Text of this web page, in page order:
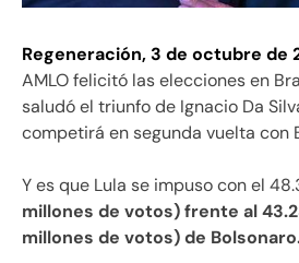
Regeneración, 3 de octubre de
AMLO felicitó las elecciones en
saludó el triunfo de Ignacio Da
competirá en segunda vuelta con
Y es que Lula se impuso con el
millones de votos) frente al
millones de votos) de